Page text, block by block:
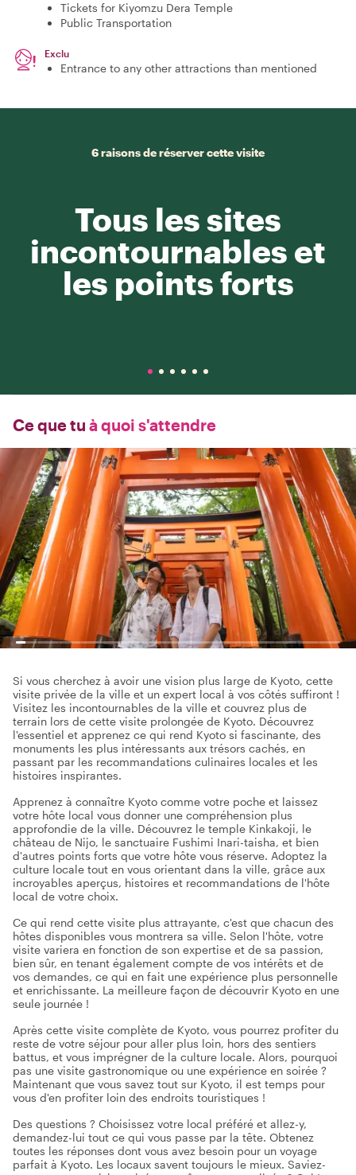
Tickets for Kiyomzu Dera Temple
Public Transportation
Exclu
Entrance to any other attractions than mentioned
6 raisons de réserver cette visite
Tous les sites
incontournables et
les points forts
Ce que tu à quoi s'attendre
Si vous cherchez à avoir une vision plus large de Kyoto, cette
visite privée de la ville et un expert local à vos côtés suffiront !
Visitez les incontournables de la ville et couvrez plus de
terrain lors de cette visite prolongée de Kyoto. Découvrez
l'essentiel et apprenez ce qui rend Kyoto si fascinante, des
monuments les plus intéressants aux trésors cachés, en
passant par les recommandations culinaires locales et les
histoires inspirantes.
Apprenez à connaître Kyoto comme votre poche et laissez
votre hôte local vous donner une compréhension plus
approfondie de la ville. Découvrez le temple Kinkakoji, le
château de Nijo, le sanctuaire Fushimi Inari-taisha, et bien
d'autres points forts que votre hôte vous réserve. Adoptez la
culture locale tout en vous orientant dans la ville, grâce aux
incroyables aperçus, histoires et recommandations de l'hôte
local de votre choix.
Ce qui rend cette visite plus attrayante, c'est que chacun des
hôtes disponibles vous montrera sa ville. Selon l'hôte, votre
visite variera en fonction de son expertise et de sa passion,
bien sûr, en tenant également compte de vos intérêts et de
vos demandes, ce qui en fait une expérience plus personnelle
et enrichissante. La meilleure façon de découvrir Kyoto en une
seule journée !
Après cette visite complète de Kyoto, vous pourrez profiter du
reste de votre séjour pour aller plus loin, hors des sentiers
battus, et vous imprégner de la culture locale. Alors, pourquoi
pas une visite gastronomique ou une expérience en soirée ?
Maintenant que vous savez tout sur Kyoto, il est temps pour
vous d'en profiter loin des endroits touristiques !
Des questions ? Choisissez votre local préféré et allez-y,
demandez-lui tout ce qui vous passe par la tête. Obtenez
toutes les réponses dont vous avez besoin pour un voyage
parfait à Kyoto. Les locaux savent toujours le mieux. Saviez-